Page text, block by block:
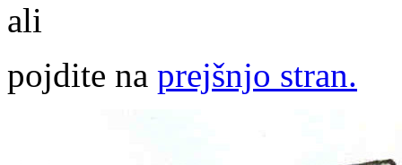
ali
pojdite na prejšnjo stran.